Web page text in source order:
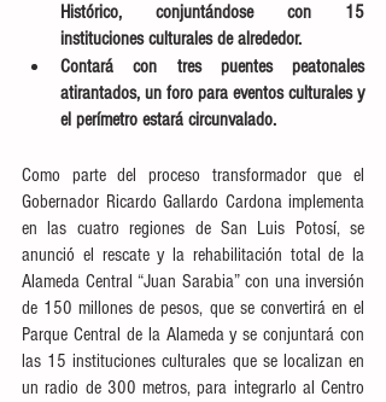
Histórico, conjuntándose con 15
instituciones culturales de alrededor.
Contará con tres puentes peatonales
atirantados, un foro para eventos culturales y
el perímetro estará circunvalado.
Como parte del proceso transformador que el
Gobernador Ricardo Gallardo Cardona implementa
en las cuatro regiones de San Luis Potosí, se
anunció el rescate y la rehabilitación total de la
Alameda Central “Juan Sarabia” con una inversión
de 150 millones de pesos, que se convertirá en el
Parque Central de la Alameda y se conjuntará con
las 15 instituciones culturales que se localizan en
un radio de 300 metros, para integrarlo al Centro